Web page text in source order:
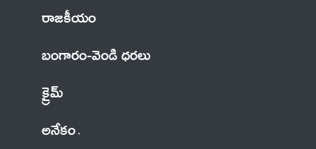
రాజకీయం
బంగారం-వెండి ధరలు
క్రైమ్
అనేకం